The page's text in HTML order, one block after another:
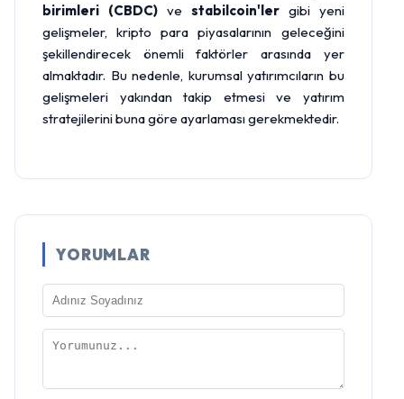
birimleri (CBDC)ve stabilcoin'lergibi yeni
gelişmeler, kripto para piyasalarının geleceğini
şekillendirecek önemli faktörler arasında yer
almaktadır. Bu nedenle, kurumsal yatırımcıların bu
gelişmeleri yakından takip etmesi ve yatırım
stratejilerini buna göre ayarlaması gerekmektedir.
YORUMLAR